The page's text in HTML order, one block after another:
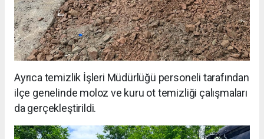
Ayrıca temizlik İşleri Müdürlüğü personeli tarafından
ilçe genelinde moloz ve kuru ot temizliği çalışmaları
da gerçekleştirildi.